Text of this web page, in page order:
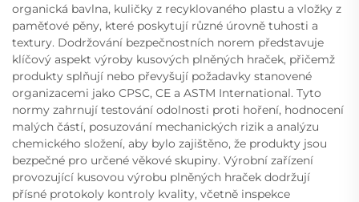
organická bavlna, kuličky z recyklovaného plastu a vložky z
paměťové pěny, které poskytují různé úrovně tuhosti a
textury. Dodržování bezpečnostních norem představuje
klíčový aspekt výroby kusových plněných hraček, přičemž
produkty splňují nebo převyšují požadavky stanovené
organizacemi jako CPSC, CE a ASTM International. Tyto
normy zahrnují testování odolnosti proti hoření, hodnocení
malých částí, posuzování mechanických rizik a analýzu
chemického složení, aby bylo zajištěno, že produkty jsou
bezpečné pro určené věkové skupiny. Výrobní zařízení
provozující kusovou výrobu plněných hraček dodržují
přísné protokoly kontroly kvality, včetně inspekce